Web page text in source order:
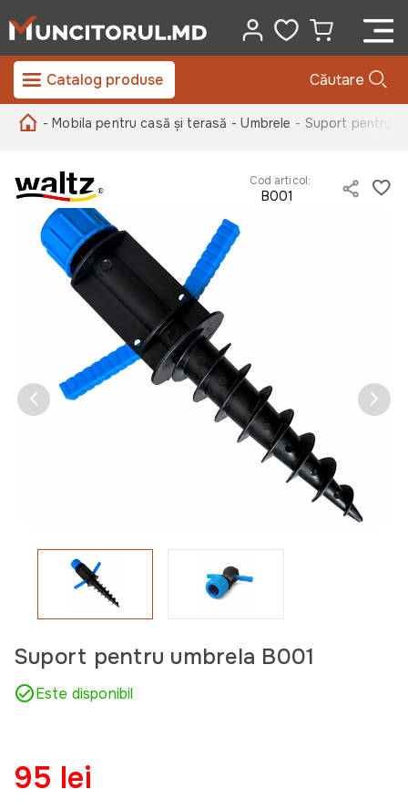
Catalog produse Căutare
- Mobila pentru casă și terasă - Umbrele - Suport pentru
Cod articol:
B001
Suport pentru umbrela B001
Este disponibil
95 lei